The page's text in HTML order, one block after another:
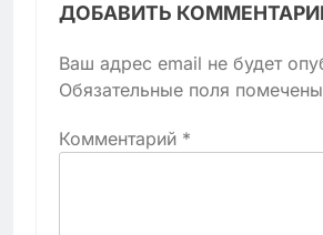
ДОБАВИТЬ
Ваш адрес email не будет
Обязательные поля помечены
Комментарий *